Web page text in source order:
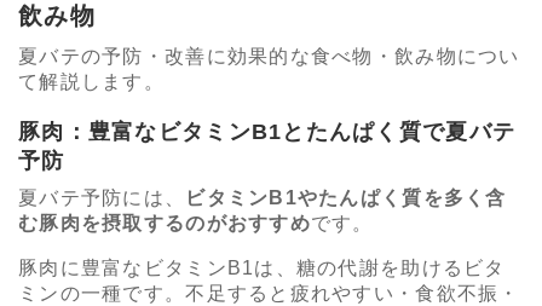
飲み物
夏バテの予防・改善に効果的な食べ物・飲み物につい
て解説します。
豚肉：豊富なビタミンB1とたんぱく質で夏バテ
予防
夏バテ予防には、
ビタミンB1やたんぱく質を多く含
む豚肉を摂取するのがおすすめです。
豚肉に豊富なビタミンB1は、糖の代謝を助けるビタ
ミンの一種です。不足すると疲れやすい・食欲不振・